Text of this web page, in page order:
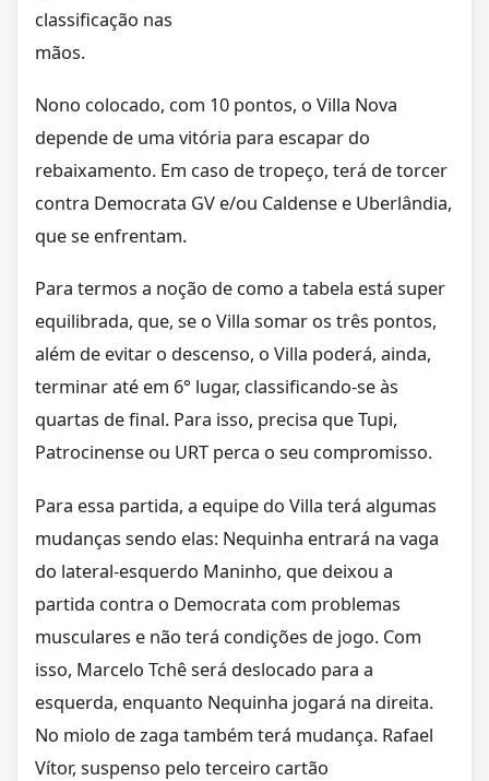
classificação nas
mãos.
Nono colocado, com 10 pontos, o Villa Nova
depende de uma vitória para escapar do
rebaixamento. Em caso de tropeço, terá de torcer
contra Democrata GV e/ou Caldense e Uberlândia,
que se enfrentam.
Para termos a noção de como a tabela está super
equilibrada, que, se o Villa somar os três pontos,
além de evitar o descenso, o Villa poderá, ainda,
terminar até em 6° lugar, classificando-se às
quartas de final. Para isso, precisa que Tupi,
Patrocinense ou URT perca o seu compromisso.
Para essa partida, a equipe do Villa terá algumas
mudanças sendo elas: Nequinha entrará na vaga
do lateral-esquerdo Maninho, que deixou a
partida contra o Democrata com problemas
musculares e não terá condições de jogo. Com
isso, Marcelo Tchê será deslocado para a
esquerda, enquanto Nequinha jogará na direita.
No miolo de zaga também terá mudança. Rafael
Vítor, suspenso pelo terceiro cartão